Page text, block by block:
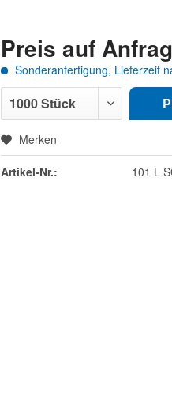
Preis auf
Sonderanfertigung, Lieferzeit
Merken
Artikel-Nr.: 101 L